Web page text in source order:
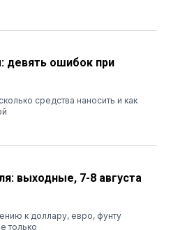
девять ошибок при
средства наносить и как
выходные, 7-8 августа
к доллару, евро, фунту
только